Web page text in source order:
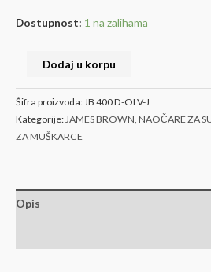
Dostupnost: 1 na zalihama
Dodaj u korpu
Šifra proizvoda: JB 400 D-OLV-J
Kategorije: JAMES BROWN NAOČARE ZA
ZA MUŠKARCE
Opis